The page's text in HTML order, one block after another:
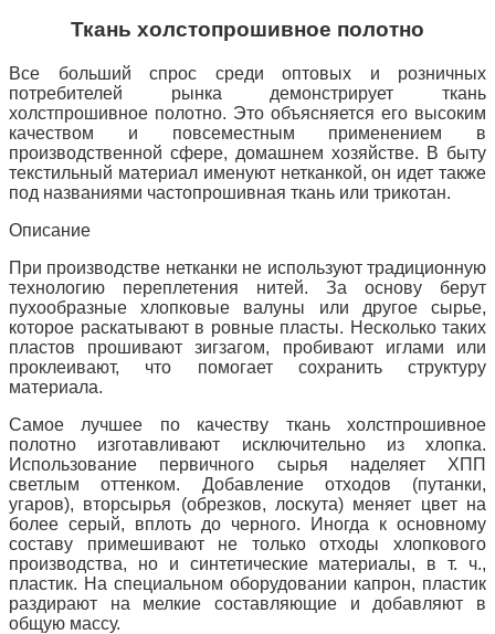
Ткань холстопрошивное полотно
Все больший спрос среди оптовых и розничных
потребителей рынка демонстрирует ткань
холстпрошивное полотно. Это объясняется его высоким
качеством и повсеместным применением в
производственной сфере, домашнем хозяйстве. В быту
текстильный материал именуют нетканкой, он идет также
под названиями частопрошивная ткань или трикотан.
Описание
При производстве нетканки не используют традиционную
технологию переплетения нитей. За основу берут
пухообразные хлопковые валуны или другое сырье,
которое раскатывают в ровные пласты. Несколько таких
пластов прошивают зигзагом, пробивают иглами или
проклеивают, что помогает сохранить структуру
материала.
Самое лучшее по качеству ткань холстпрошивное
полотно изготавливают исключительно из хлопка.
Использование первичного сырья наделяет ХПП
светлым оттенком. Добавление отходов (путанки,
угаров), вторсырья (обрезков, лоскута) меняет цвет на
более серый, вплоть до черного. Иногда к основному
составу примешивают не только отходы хлопкового
производства, но и синтетические материалы, в т. ч.,
пластик. На специальном оборудовании капрон, пластик
раздирают на мелкие составляющие и добавляют в
общую массу.